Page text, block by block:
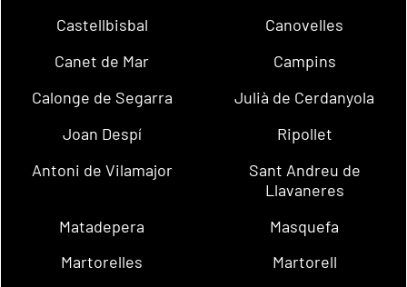
Castellbisbal
Canovelles
Canet de Mar
Campins
Calonge de Segarra
Julià de Cerdanyola
Joan Despí
Ripollet
Antoni de Vilamajor
Sant Andreu de
Llavaneres
Matadepera
Masquefa
Martorelles
Martorell